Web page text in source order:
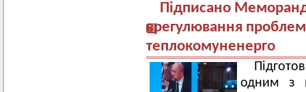
Підписано
врегулювання
теплокомуненерго
одним з